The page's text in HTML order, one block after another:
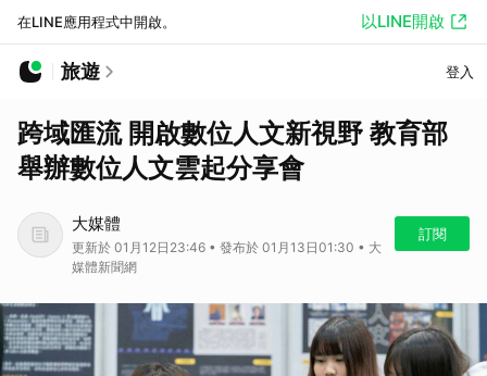
在LINE應用程式中開啟。 以LINE開啟
旅遊 登入
跨域匯流 開啟數位人文新視野 教育部
舉辦數位人文雲起分享會
大媒體
更新於 01月12日23:46 • 發布於 01月13日01:30 • 大
媒體新聞網
訂閱